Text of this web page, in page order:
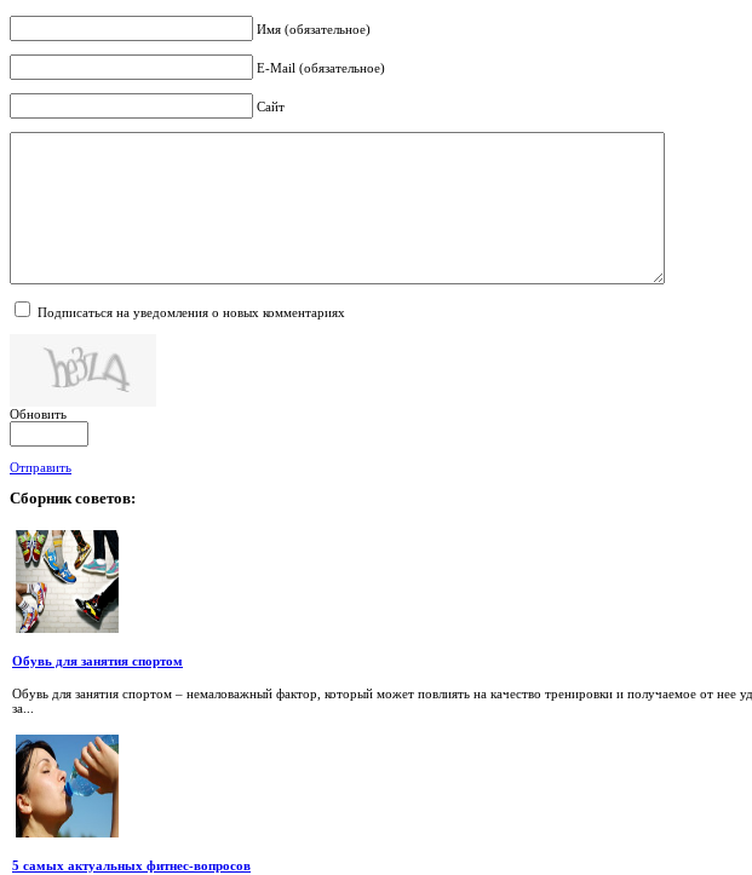
Имя (обязательное)
E-Mail (обязательное)
Сайт
Подписаться на уведомления о новых комментариях
Обновить
Отправить
Сборниксоветов:
Обувь для занятия спортом
Обувь для занятия спортом – немаловажный фактор, который может повлиять на качество тренировки и получаемое от нее
за...
5 самых актуальных фитнес-вопросов